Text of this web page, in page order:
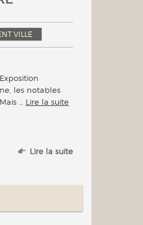
VILLE
les notables
… Lire la suite
Lire la suite